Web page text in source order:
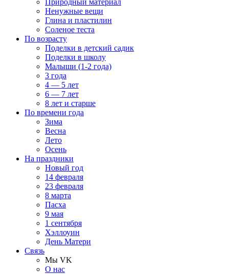
Природный материал
Ненужные вещи
Глина и пластилин
Соленое теста
По возрасту
Поделки в детский садик
Поделки в школу
Малыши (1-2 года)
3 года
4 — 5 лет
6 — 7 лет
8 лет и старше
По времени года
Зима
Весна
Лето
Осень
На праздники
Новый год
14 февраля
23 февраля
8 марта
Пасха
9 мая
1 сентября
Хэллоуин
День Матери
Связь
Мы VK
О нас